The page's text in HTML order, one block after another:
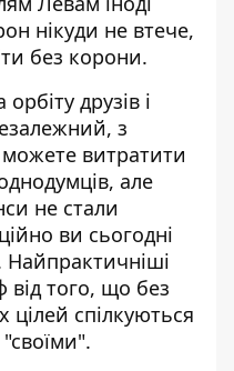
нікуди не втече,
без корони.
друзів і
з
витратити
але
не стали
ви сьогодні
Найпрактичніші
від того, що без
спілкуються